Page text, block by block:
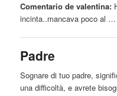
Comentario de valentina:
incinta..mancava poco al …
Padre
Sognare di tuo padre,
una difficoltà, e avrete